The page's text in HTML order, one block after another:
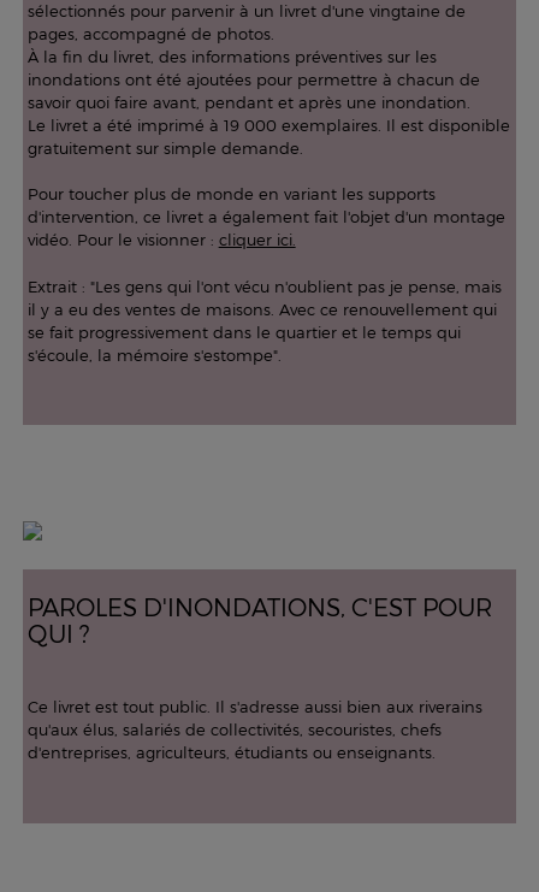
sélectionnés pour parvenir à un livret d'une vingtaine de
pages, accompagné de photos.
À la fin du livret, des informations préventives sur les
inondations ont été ajoutées pour permettre à chacun de
savoir quoi faire avant, pendant et après une inondation.
Le livret a été imprimé à 19 000 exemplaires. Il est disponible
gratuitement sur simple demande.
Pour toucher plus de monde en variant les supports
d'intervention, ce livret a également fait l'objet d'un montage
vidéo. Pour le visionner : cliquer ici.
Extrait : "Les gens qui l'ont vécu n'oublient pas je pense, mais
il y a eu des ventes de maisons. Avec ce renouvellement qui
se fait progressivement dans le quartier et le temps qui
s'écoule, la mémoire s'estompe".
PAROLES D'INONDATIONS, C'EST POUR
QUI ?
Ce livret est tout public. Il s'adresse aussi bien aux riverains
qu'aux élus, salariés de collectivités, secouristes, chefs
d'entreprises, agriculteurs, étudiants ou enseignants.